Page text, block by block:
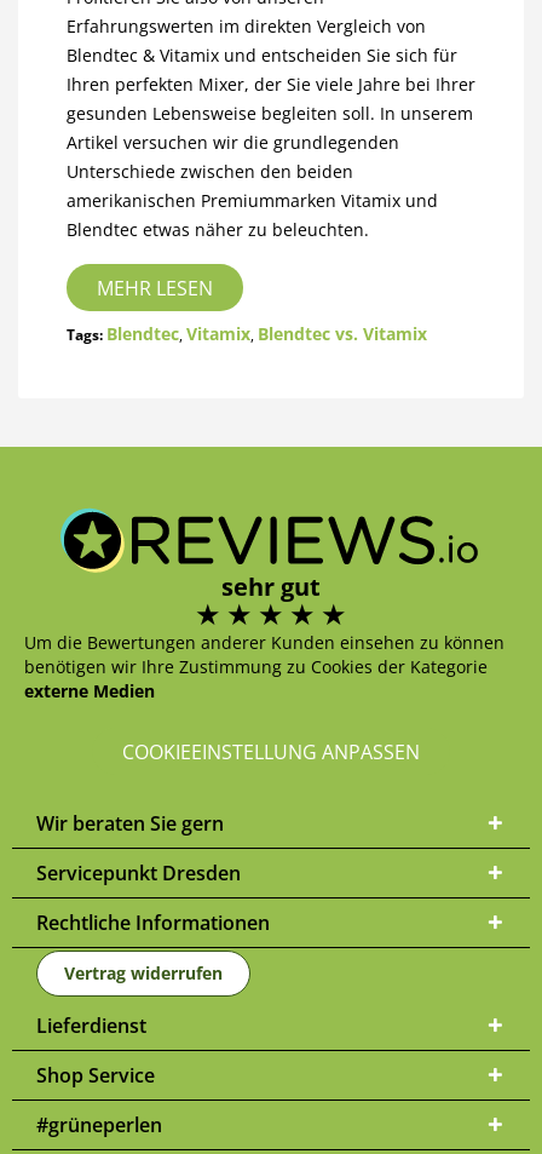
Erfahrungswerten im direkten Vergleich von
Blendtec & Vitamix und entscheiden Sie sich für
Ihren perfekten Mixer, der Sie viele Jahre bei Ihrer
gesunden Lebensweise begleiten soll. In unserem
Artikel versuchen wir die grundlegenden
Unterschiede zwischen den beiden
amerikanischen Premiummarken Vitamix und
Blendtec etwas näher zu beleuchten.
MEHR LESEN
Tags: Blendtec,Vitamix, Blendtec vs. Vitamix
sehr gut
Um die Bewertungen anderer Kunden einsehen zu können
benötigen wir Ihre Zustimmung zu Cookies der Kategorie
externe Medien
COOKIEEINSTELLUNG ANPASSEN
Wir beraten Sie gern
Servicepunkt Dresden
Rechtliche Informationen
Vertrag widerrufen
Lieferdienst
Shop Service
#grüneperlen